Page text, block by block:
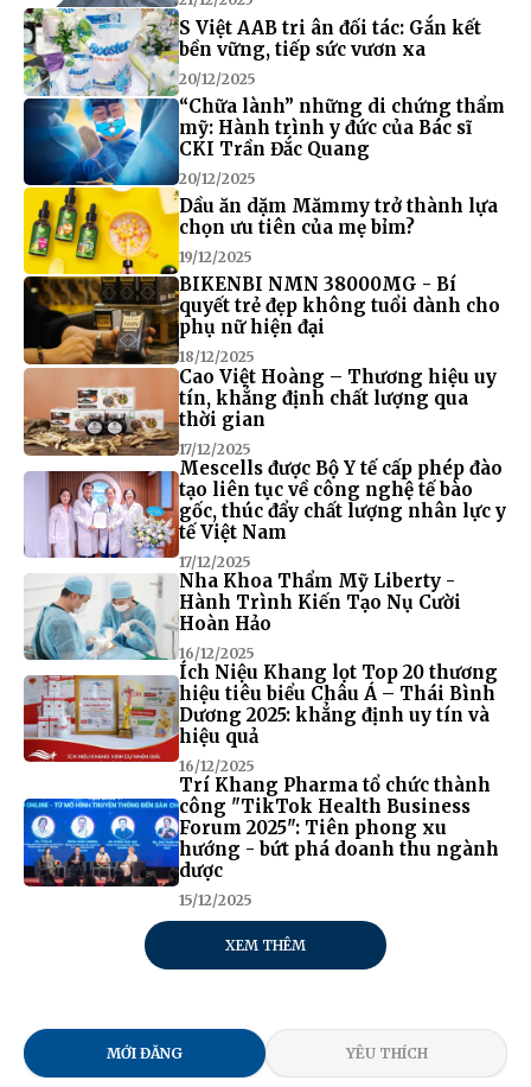
S Việt AAB tri ân đối tác: Gắn kết
bền vững, tiếp sức vươn xa
20/12/2025
“Chữa lành” những di chứng thẩm
mỹ: Hành trình y đức của Bác sĩ
CKI Trần Đắc Quang
20/12/2025
Dầu ăn dặm Mămmy trở thành lựa
chọn ưu tiên của mẹ bỉm?
19/12/2025
BIKENBI NMN 38000MG - Bí
quyết trẻ đẹp không tuổi dành cho
phụ nữ hiện đại
18/12/2025
Cao Việt Hoàng – Thương hiệu uy
tín, khẳng định chất lượng qua
thời gian
17/12/2025
Mescells được Bộ Y tế cấp phép đào
tạo liên tục về công nghệ tế bào
gốc, thúc đẩy chất lượng nhân lực y
tế Việt Nam
17/12/2025
Nha Khoa Thẩm Mỹ Liberty -
Hành Trình Kiến Tạo Nụ Cười
Hoàn Hảo
16/12/2025
Ích Niệu Khang lọt Top 20 thương
hiệu tiêu biểu Châu Á – Thái Bình
Dương 2025: khẳng định uy tín và
hiệu quả
16/12/2025
Trí Khang Pharma tổ chức thành
công "TikTok Health Business
Forum 2025": Tiên phong xu
hướng - bứt phá doanh thu ngành
dược
15/12/2025
XEM THÊM
MỚI ĐĂNG YÊU THÍCH